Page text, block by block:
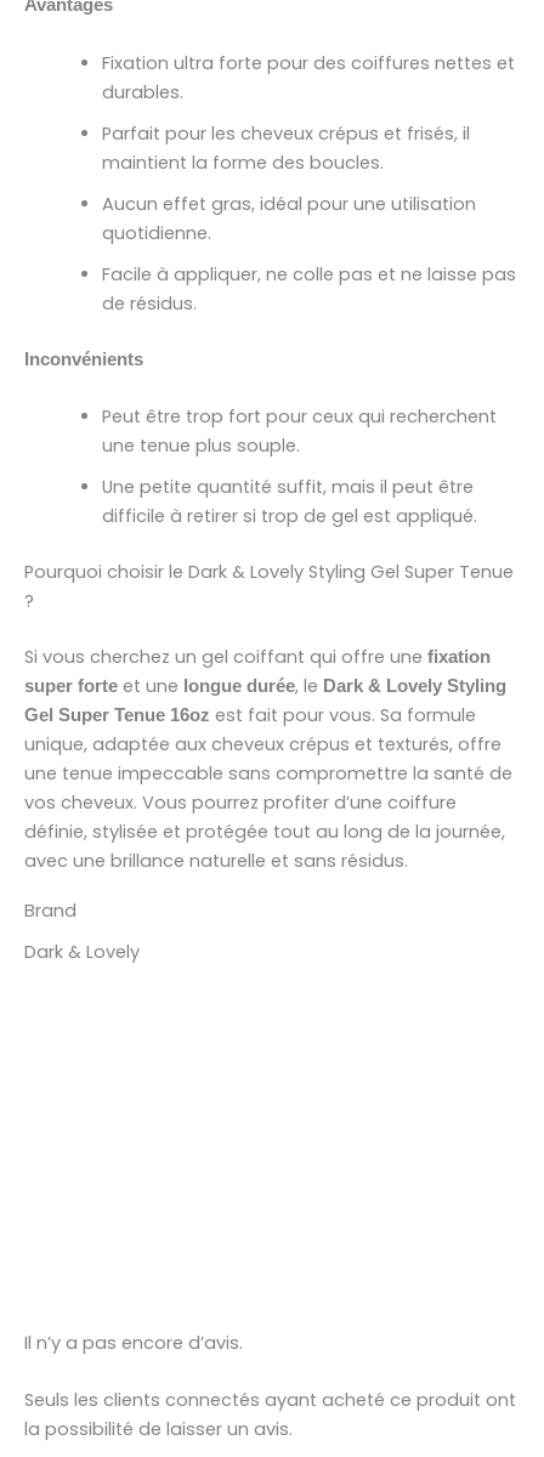
Avantages
Fixation ultra forte pour des coiffures nettes et
durables.
Parfait pour les cheveux crépus et frisés, il
maintient la forme des boucles.
Aucun effet gras, idéal pour une utilisation
quotidienne.
Facile à appliquer, ne colle pas et ne laisse pas
de résidus.
Inconvénients
Peut être trop fort pour ceux qui recherchent
une tenue plus souple.
Une petite quantité suffit, mais il peut être
difficile à retirer si trop de gel est appliqué.
Pourquoi choisir le Dark & Lovely Styling Gel Super Tenue
?
Si vous cherchez un gel coiffant qui offre une fixation
super forte et une longue durée, le Dark & Lovely Styling
Gel Super Tenue 16oz est fait pour vous. Sa formule
unique, adaptée aux cheveux crépus et texturés, offre
une tenue impeccable sans compromettre la santé de
vos cheveux. Vous pourrez profiter d’une coiffure
définie, stylisée et protégée tout au long de la journée,
avec une brillance naturelle et sans résidus.
Brand
Dark & Lovely
Il n’y a pas encore d’avis.
Seuls les clients connectés ayant acheté ce produit ont
la possibilité de laisser un avis.